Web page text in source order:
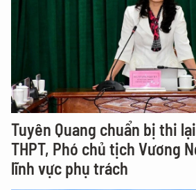
Tuyên Quang chuẩn bị thi
THPT, Phó chủ tịch Vương
lĩnh vực phụ trách